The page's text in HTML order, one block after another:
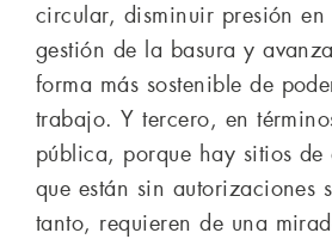
circular, disminuir presión en
gestión de la basura y
forma más sostenible de
trabajo. Y tercero, en
pública, porque hay sitios
que están sin autorizaciones
tanto, requieren de una